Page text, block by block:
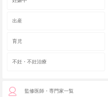
出産
育児
不妊・不妊治療
監修医師・専門家一覧